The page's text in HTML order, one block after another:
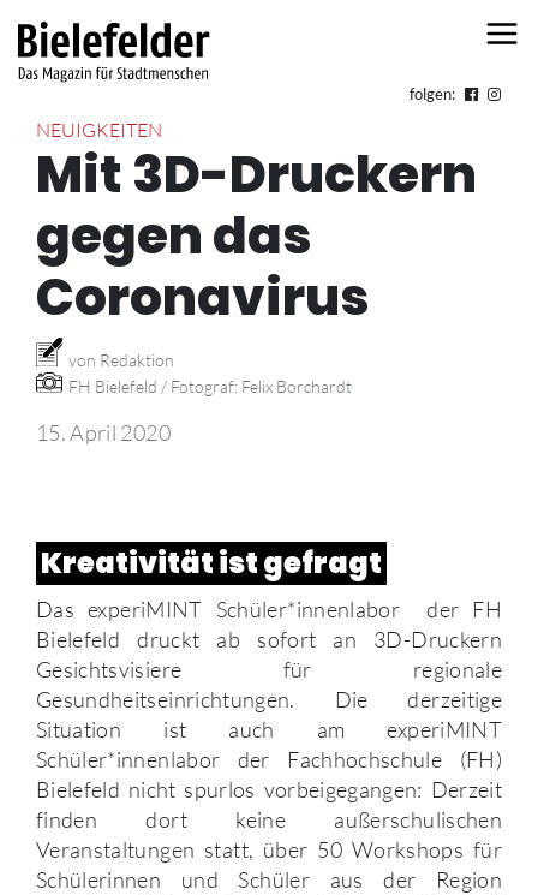
folgen:
NEUIGKEITEN
Mit 3D-Druckern
gegen das
Coronavirus
von Redaktion
FH Bielefeld / Fotograf: Felix Borchardt
15. April 2020
Kreativität ist gefragt
Das experiMINT Schüler*innenlabor der FH
Bielefeld druckt ab sofort an 3D-Druckern
Gesichtsvisiere für regionale
Gesundheitseinrichtungen. Die derzeitige
Situation ist auch am experiMINT
Schüler*innenlabor der Fachhochschule (FH)
Bielefeld nicht spurlos vorbeigegangen: Derzeit
finden dort keine außerschulischen
Veranstaltungen statt, über 50 Workshops für
Schülerinnen und Schüler aus der Region